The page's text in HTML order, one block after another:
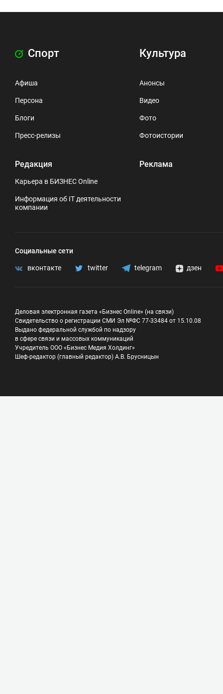
Спорт
Афиша
Персона
Блоги
Пресс-релизы
Редакция
Карьера в БИЗНЕС Online
Информация об IT деятельности
компании
Культура
Анонсы
Видео
Фото
Фотоистории
Реклама
Социальные сети
вконтакте twitter telegram дзен
Деловая электронная газета «Бизнес Online» (на связи)
Свидетельство о регистрации СМИ Эл №ФС 77-33484 от 15.10.08
Выдано федеральной службой по надзору
в сфере связи и массовых коммуникаций
Учредитель ООО «Бизнес Медия Холдинг»
Шеф-редактор (главный редактор) А.В. Брусницын